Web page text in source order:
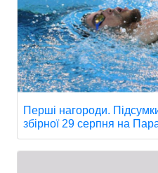
Перші нагороди.
збірної 29 серпня на